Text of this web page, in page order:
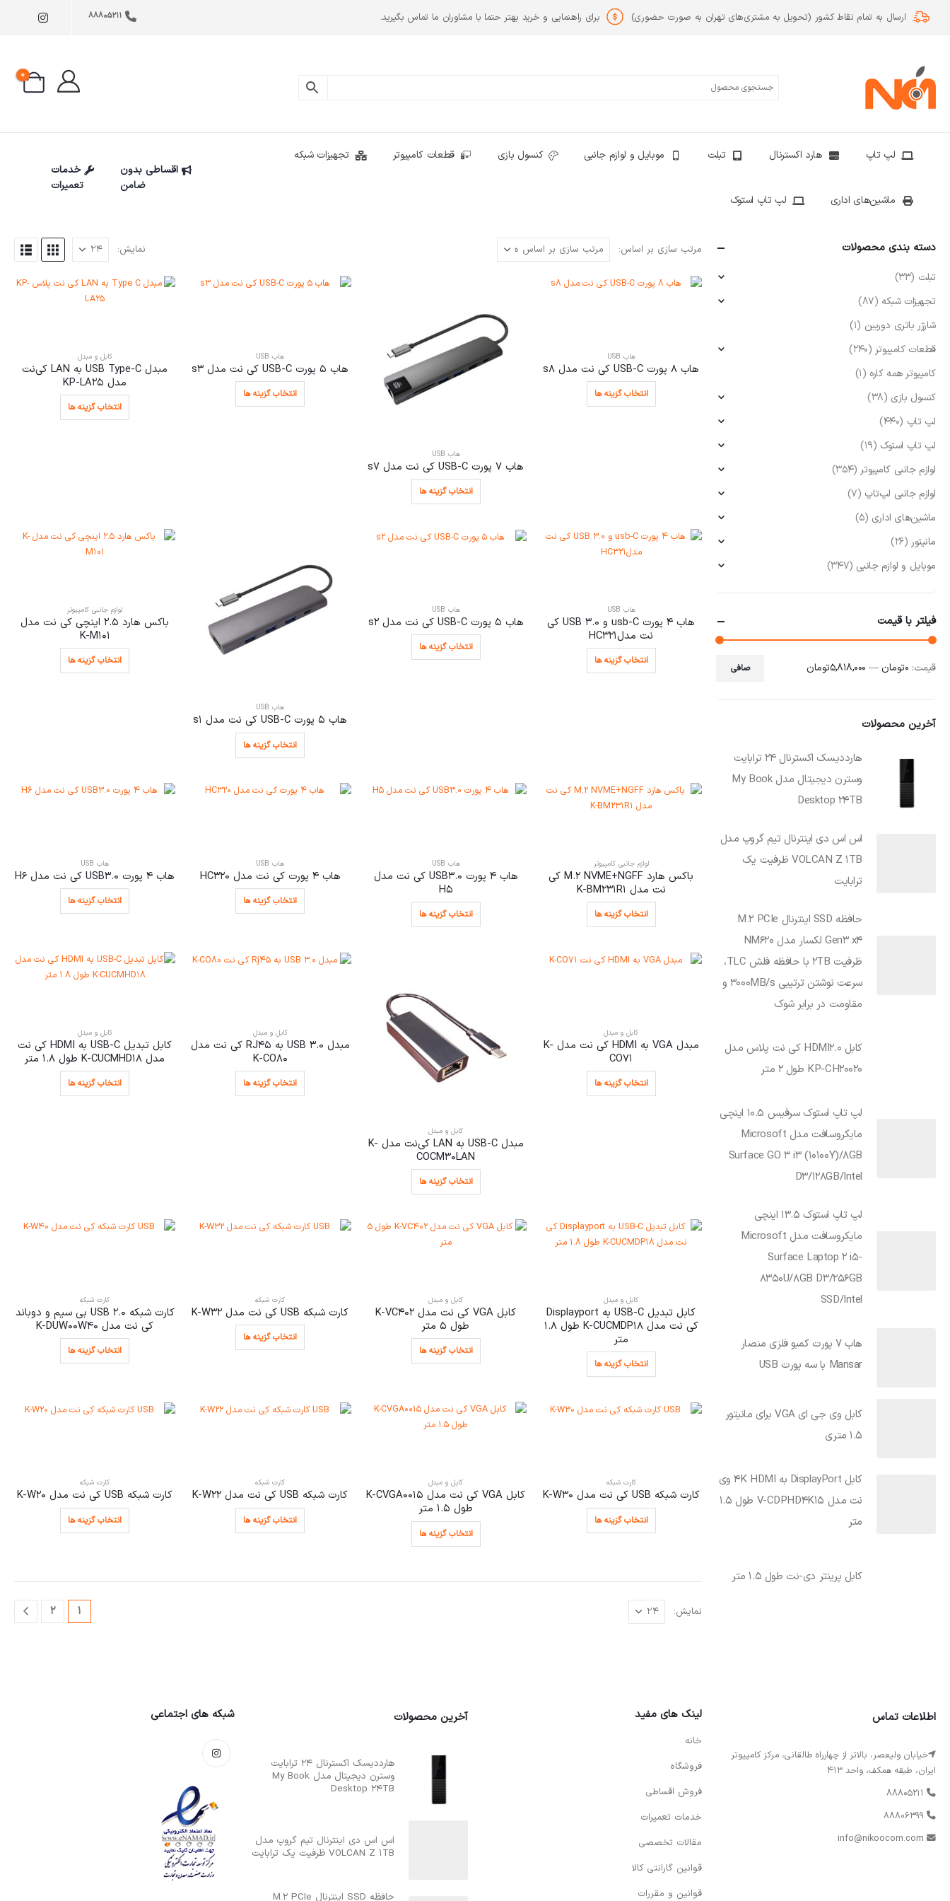
ارسال به تمام نقاط کشور (تحویل به مشتری‌های تهران به صورت حضوری) برای راهنمایی و خرید بهتر حتما با مشاوران ما تماس بگیرید. 88805211
0
لپ تاپ هارد اکسترنال تبلت موبایل و لوازم جانبی کنسول بازی قطعات کامپیوتر تجهیزات شبکه
ماشین‌های اداری لپ تاپ استوک
اقساطی بدون
ضامن
خدمات
تعمیرات
مرتب سازی بر اساس: نمایش:
هاب USB
هاب 8 پورت USB-C کی نت مدل s8
انتخاب گزینه ها
هاب USB
هاب 7 پورت USB-C کی نت مدل s7
انتخاب گزینه ها
هاب USB
هاب 5 پورت USB-C کی نت مدل s3
انتخاب گزینه ها
کابل و مبدل
مبدل USB Type-C به LAN کی‌نت
مدل KP-LA25
انتخاب گزینه ها
هاب USB
هاب 4 پورت usb-C و USB 3.0 کی
نت مدلHC321
انتخاب گزینه ها
هاب USB
هاب 5 پورت USB-C کی نت مدل s2
انتخاب گزینه ها
هاب USB
هاب 5 پورت USB-C کی نت مدل s1
انتخاب گزینه ها
لوازم جانبی کامپیوتر
باکس هارد 2.5 اینچی کی نت مدل
K-M101
انتخاب گزینه ها
لوازم جانبی کامپیوتر
باکس هارد M.2 NVME+NGFF کی
نت مدل K-BM231R1
انتخاب گزینه ها
هاب USB
هاب 4 پورت USB3.0 کی نت مدل
H5
انتخاب گزینه ها
هاب USB
هاب 4 پورت کی نت مدل HC320
انتخاب گزینه ها
هاب USB
هاب 4 پورت USB3.0 کی نت مدل H6
انتخاب گزینه ها
کابل و مبدل
مبدل VGA به HDMI کی نت مدل K-
CO71
انتخاب گزینه ها
کابل و مبدل
مبدل USB-C به LAN کی‌نت مدل K-
COCM30LAN
انتخاب گزینه ها
کابل و مبدل
مبدل USB 3.0 به RJ45 کی نت مدل
K-CO80
انتخاب گزینه ها
کابل و مبدل
کابل تبدیل USB-C به HDMI کی نت
مدل K-CUCMHD18 طول 1.8 متر
انتخاب گزینه ها
کابل و مبدل
کابل تبدیل USB-C به Displayport
کی نت مدل K-CUCMDP18 طول 1.8
متر
انتخاب گزینه ها
کابل و مبدل
کابل VGA کی نت مدل K-VC402
طول 5 متر
انتخاب گزینه ها
کارت شبکه
کارت شبکه USB کی نت مدل K-W32
انتخاب گزینه ها
کارت شبکه
کارت شبکه USB 2.0 بی سیم و دوباند
کی نت مدل K-DUW00W40
انتخاب گزینه ها
کارت شبکه
کارت شبکه USB کی نت مدل K-W30
انتخاب گزینه ها
کابل و مبدل
کابل VGA کی نت مدل K-CVGA0015
طول 1.5 متر
انتخاب گزینه ها
کارت شبکه
کارت شبکه USB کی نت مدل K-W22
انتخاب گزینه ها
کارت شبکه
کارت شبکه USB کی نت مدل K-W20
انتخاب گزینه ها
نمایش: 1
2
دسته بندی محصولات
تبلت (33)
تجهیزات شبکه (87)
شارژر باتری دوربین (1)
قطعات کامپیوتر (240)
کامپیوتر همه کاره (1)
کنسول بازی (38)
لپ تاپ (440)
لپ تاپ استوک (19)
لوازم جانبی کامپیوتر (354)
لوازم جانبی لپ‌تاپ (7)
ماشین‌های اداری (5)
مانیتور (26)
موبایل و لوازم جانبی (347)
فیلتر با قیمت
صافی قيمت: 0 تومان — 5,818,000 تومان
آخرین محصولات
هارددیسک اکسترنال 24 ترابایت
وسترن دیجیتال مدل My Book
Desktop 24TB
اس اس دی اینترنال تیم گروپ مدل
VOLCAN Z 1TB ظرفیت یک
ترابایت
حافظه SSD اینترنال M.2 PCIe
Gen3 x4 لکسار مدل NM620
ظرفیت 2TB با حافظه فلش TLC،
سرعت نوشتن ترتیبی 3000MB/s و
مقاومت در برابر شوک
کابل HDMI2.0 کی نت پلاس مدل
KP-CH20020 طول 2 متر
لپ تاپ استوک سرفیس 10.5 اینچی
مایکروسافت مدل Microsoft
Surface GO 3 i3 (10100Y)/8GB
D3/128GB/Intel
لپ تاپ استوک 13.5 اینچی
مایکروسافت مدل Microsoft
Surface Laptop 2 i5-
8350U/8GB D3/256GB
SSD/Intel
هاب 7 پورت کمبو فلزی منصار
Mansar با سه پورت USB
کابل وی جی ای VGA برای مانیتور
1.5 متری
کابل DisplayPort به 4K HDMI وی
نت مدل V-CDPHD4K15 طول 1.5
متر
کابل پرینتر دی-نت طول 1.5 متر
اطلاعات تماس
خیابان ولیعصر، بالاتر از چهارراه طالقانی، مرکز کامپیوتر
ایران، طبقه همکف، واحد 413
88805211
88806399
info@nikoocom.com
لینک های مفید
خانه
فروشگاه
فروش اقساطی
خدمات تعمیرات
مقالات تخصصی
قوانین گارانتی کالا
قوانین و مقررات
آخرین محصولات
هارددیسک اکسترنال 24 ترابایت
وسترن دیجیتال مدل My Book
Desktop 24TB
اس اس دی اینترنال تیم گروپ مدل
VOLCAN Z 1TB ظرفیت یک ترابایت
حافظه SSD اینترنال M.2 PCIe
شبکه های اجتماعی